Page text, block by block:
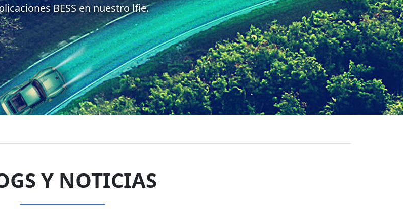
BESS en nuestro lfie.
Y NOTICIAS